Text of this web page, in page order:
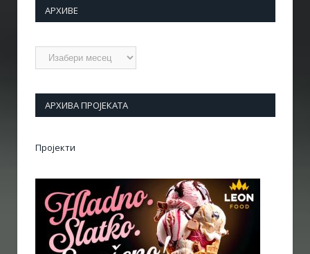
АРХИВЕ
Архиве
АРХИВА ПРОЈЕКАТА
Пројекти